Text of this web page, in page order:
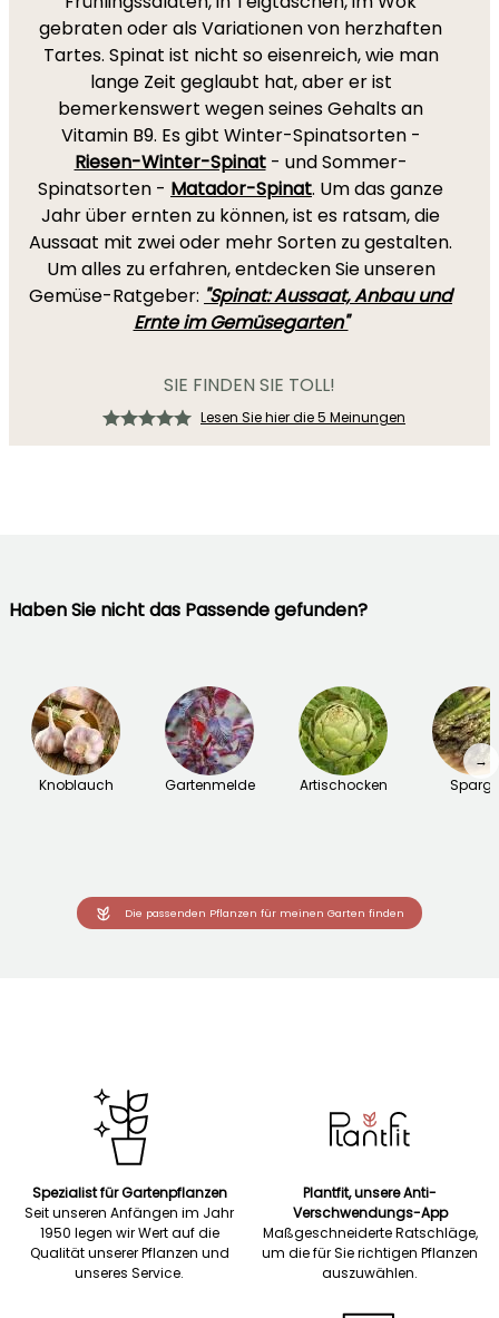
gebraten oder als Variationen von herzhaften
Tartes. Spinat ist nicht so eisenreich, wie man
lange Zeit geglaubt hat, aber er ist
bemerkenswert wegen seines Gehalts an
Vitamin B9. Es gibt Winter-Spinatsorten -
Riesen-Winter-Spinat- und Sommer-
Spinatsorten - Matador-Spinat. Um das ganze
Jahr über ernten zu können, ist es ratsam, die
Aussaat mit zwei oder mehr Sorten zu gestalten.
Um alles zu erfahren, entdecken Sie unseren
Gemüse-Ratgeber: "Spinat: Aussaat, Anbau und
Ernte im Gemüsegarten"
SIE FINDEN SIE TOLL!
Lesen Sie hier die 5 Meinungen
Haben Sie nicht das Passende gefunden?
Knoblauch Gartenmelde Artischocken
→
Die passenden Pflanzen für meinen Garten finden
Spezialist für Gartenpflanzen
Seit unseren Anfängen im Jahr
1950 legen wir Wert auf die
Qualität unserer Pflanzen und
unseres Service.
Plantfit, unsere Anti-
Verschwendungs-App
Maßgeschneiderte Ratschläge,
um die für Sie richtigen Pflanzen
auszuwählen.